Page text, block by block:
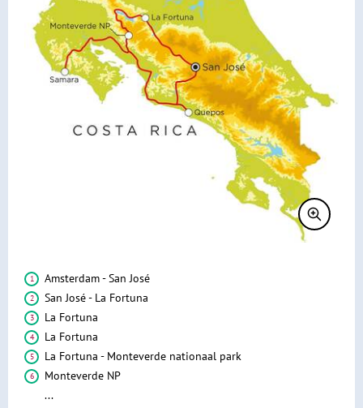
Accommodatie
Vliegreis
Vervoer
Bij de reis inbegrepen
Reisdocumenten
Klimaat en geografie
FAQ
FOTO'S EN VIDEO
REIS BOEKEN
Amsterdam - San José
San José - La Fortuna
La Fortuna
La Fortuna
La Fortuna - Monteverde nationaal park
Monteverde NP
...